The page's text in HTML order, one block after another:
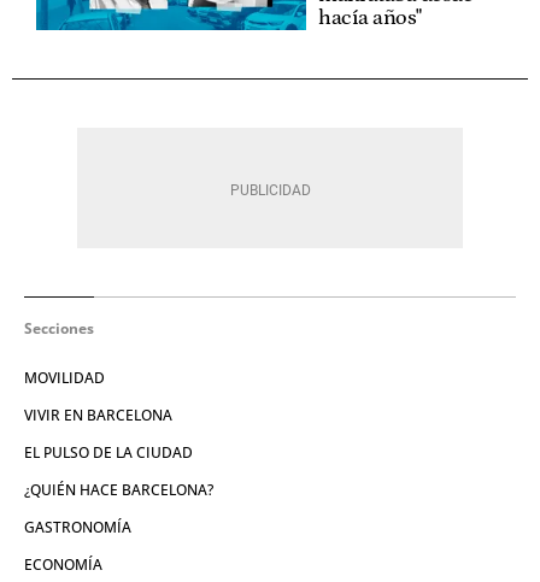
hacía años"
Secciones
MOVILIDAD
VIVIR EN BARCELONA
EL PULSO DE LA CIUDAD
¿QUIÉN HACE BARCELONA?
GASTRONOMÍA
ECONOMÍA